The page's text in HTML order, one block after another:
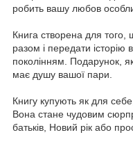
робить вашу любов
Книга створена для того,
разом і передати
поколінням. Подарунок,
має душу вашої пари.
Книгу купують як для
Вона стане чудовим
батьків, Новий рік або